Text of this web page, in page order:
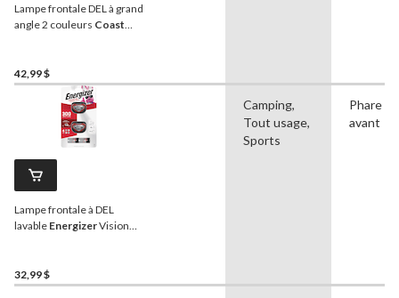
Lampe frontale DEL à grand
angle 2 couleurs Coast
42,99 $
Lampe frontale à DEL
lavable EnergizerVision
32,99 $
Camping,
Tout usage,
Sports
Phare
avant